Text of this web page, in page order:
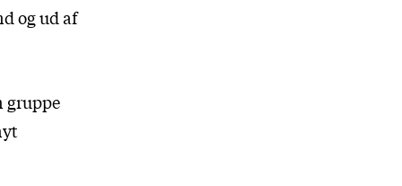
og ud af
gruppe